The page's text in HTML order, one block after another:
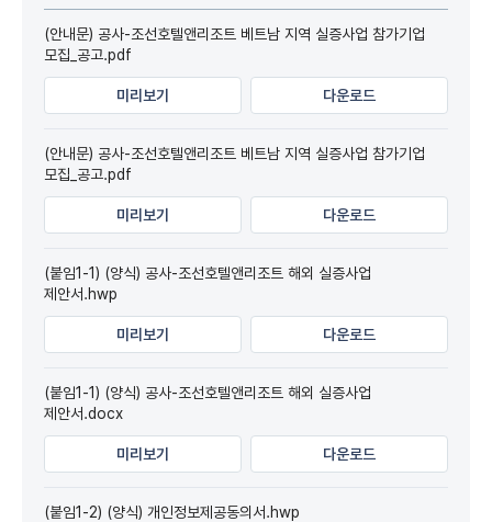
(안내문) 공사-조선호텔앤리조트 베트남 지역 실증사업 참가기업
모집_공고.pdf
미리보기 다운로드
(안내문) 공사-조선호텔앤리조트 베트남 지역 실증사업 참가기업
모집_공고.pdf
미리보기 다운로드
(붙임1-1) (양식) 공사-조선호텔앤리조트 해외 실증사업
제안서.hwp
미리보기 다운로드
(붙임1-1) (양식) 공사-조선호텔앤리조트 해외 실증사업
제안서.docx
미리보기 다운로드
(붙임1-2) (양식) 개인정보제공동의서.hwp